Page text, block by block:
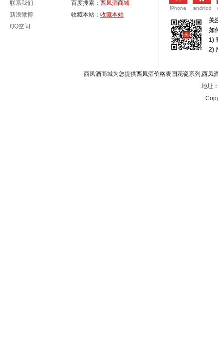
联系我们
新浪微博
QQ空间
百度搜索： 西凤酒商城
收藏本站： 收藏本站
关
如
1)
2)
西凤酒商城为您提供西凤酒价格表国花瓷系列,西凤
地址